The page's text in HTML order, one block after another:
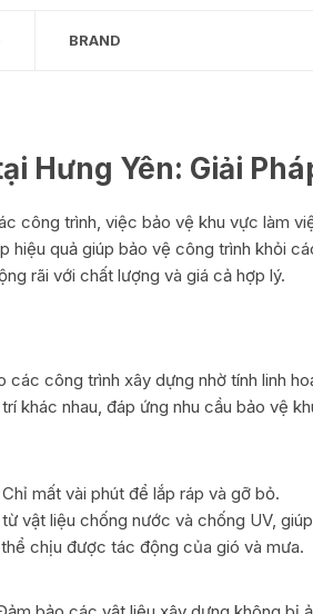
BRAND
Hưng Yên: Giải
công trình, việc bảo vệ khu vực làm
hiệu quả giúp bảo vệ công trình khỏi
rãi với chất lượng và giá cả hợp lý.
các công trình xây dựng nhờ tính linh
khác nhau, đáp ứng nhu cầu bảo vệ
Chỉ mất vài phút để lắp ráp và gỡ bỏ.
vật liệu chống nước và chống UV,
chịu được tác động của gió và mưa.